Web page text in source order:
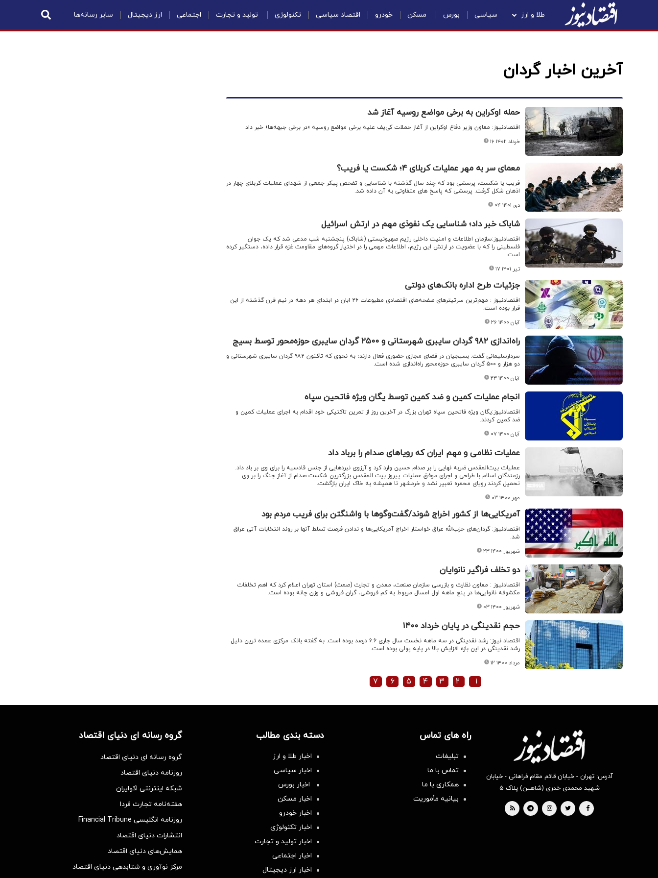
طلا و ارز سیاسی بورس مسکن خودرو اقتصاد سیاسی تکنولوژی تولید و تجارت اجتماعی ارز دیجیتال سایر رسانه‌ها
آخرین اخبار گردان
حمله اوکراین به برخی مواضع روسیه آغاز شد
اقتصادنیوز: معاون وزیر دفاع اوکراین از آغاز حملات کی‌یف علیه برخی مواضع روسیه «در برخی جبهه‌ها» خبر داد
۱۶ خرداد ۱۴۰۲
معمای سر به مهر عملیات کربلای ۴؛ شکست یا فریب؟
فریب یا شکست، پرسشی بود که چند سال گذشته با شناسایی و تفحص پیکر جمعی از شهدای عملیات کربلای چهار در
اذهان شکل گرفت. پرسشی که پاسخ های متفاوتی به آن داده شد.
۰۴ دی ۱۴۰۱
شاباک خبر داد؛ شناسایی یک نفوذی مهم در ارتش اسرائیل
​اقتصادنیوز:سازمان اطلاعات و امنیت داخلی رژیم صهیونیستی (شاباک) پنجشنبه شب مدعی شد که یک جوان
فلسطینی را که با عضویت در ارتش این رژیم، اطلاعات مهمی را در اختیار گروه‌های مقاومت غزه قرار داده، دستگیر کرده
است.
۱۷ تیر ۱۴۰۱
جزئیات طرح اداره بانک‌های دولتی
اقتصادنیوز : مهم‌ترین سرتیترهای صفحه‌های اقتصادی مطبوعات ۲۶ ابان در ابتدای هر دهه در نیم قرن گذشته از این
قرار بوده است:
۲۶ آبان ۱۴۰۰
راه‌اندازی ۹۸۲ گردان سایبری شهرستانی و ۲۵۰۰ گردان سایبری حوزه‌محور توسط بسیج
سردارسلیمانی گفت: بسیجیان در فضای مجازی حضوری فعال دارند؛ به نحوی‌ که تاکنون ۹۸۲ گردان سایبری شهرستانی و
دو هزار و ۵۰۰ گردان سایبری حوزه‌محور راه‌اندازی شده است.
۲۳ آبان ۱۴۰۰
انجام عملیات کمین و ضد کمین توسط یگان ویژه فاتحین سپاه
اقتصادنیوز:یگان ویژه فاتحین سپاه تهران بزرگ در آخرین روز از تمرین تاکتیکی خود اقدام به اجرای عملیات کمین و
ضد کمین کردند.
۰۷ آبان ۱۴۰۰
عملیات نظامی و مهم ایران که رویاهای صدام را برباد داد
عملیات بیت‌المقدس ضربه نهایی را بر صدام حسین وارد کرد و آرزوی نبردهایی از جنس قادسیه را برای وی بر باد داد.
رزمندگان اسلام با طراحی و اجرای موفق عملیات پیروز بیت المقدس بزرگترین شکست صدام از آغاز جنگ را بر وی
تحمیل کردند رویای محمره تعبیر نشد و خرمشهر تا همیشه به خاک ایران بازگشت.
۰۳ مهر ۱۴۰۰
آمریکایی‌ها از کشور اخراج شوند/گفت‌وگوها با واشنگتن برای فریب مردم بود
اقتصادنیوز: گردان‌های حزب‌الله عراق خواستار اخراج آمریکایی‌ها و ندادن فرصت تسلط آنها بر روند انتخابات آتی عراق
شد.
۲۳ شهریور ۱۴۰۰
دو تخلف فراگیر نانوایان
اقتصادنیوز : معاون نظارت و بازرسی سازمان صنعت، معدن و تجارت (صمت) استان تهران اعلام کرد که اهم تخلفات
مکشوفه نانوایی‌ها در پنج ماهه اول امسال مربوط به کم فروشی، گران فروشی و وزن چانه بوده است.
۰۳ شهریور ۱۴۰۰
حجم نقدینگی در پایان خرداد ۱۴۰۰
اقتصاد نیوز: رشد نقدینگی در سه ماهه نخست سال جاری ۶.۶ درصد بوده است. به گفته بانک مرکزی عمده ترین دلیل
رشد نقدینگی در این بازه افزایش بالا در پایه پولی بوده است.
۱۲ مرداد ۱۴۰۰
۱ ۲ ۳ ۴ ۵ ۶ ۷
آدرس: تهران - خیابان قائم مقام فراهانی - خیابان
شهید محمدی خدری (شاهین) پلاک ۵
راه های تماس
تبلیغات
تماس با ما
همکاری با ما
بیانیه مأموریت
دسته بندی مطالب
اخبار طلا و ارز
اخبار سیاسی
اخبار بورس
اخبار مسکن
اخبار خودرو
اخبار تکنولوژی
اخبار تولید و تجارت
اخبار اجتماعی
اخبار ارز دیجیتال
گروه رسانه ای دنیای اقتصاد
گروه رسانه ای دنیای اقتصاد
روزنامه دنیای اقتصاد
شبکه اینترنتی اکوایران
هفته‌نامه تجارت فردا
روزنامه انگلیسی Financial Tribune
انتشارات دنیای اقتصاد
همایش‌های دنیای اقتصاد
مرکز نوآوری و شتابدهی دنیای اقتصاد